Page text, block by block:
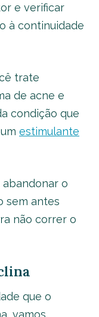
e verificar
à continuidade
trate
de acne e
condição que
estimulante
abandonar o
sem antes
não correr o
que o